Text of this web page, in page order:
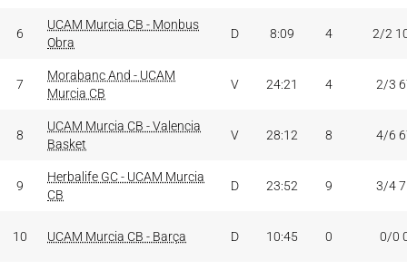
6
UCAM Murcia CB - Monbus
Obra
D 8:09 4 2/2
7
Morabanc And - UCAM
Murcia CB
V 24:21 4 2/3
8
UCAM Murcia CB - Valencia
Basket
V 28:12 8 4/6
9
Herbalife GC - UCAM Murcia
CB
D 23:52 9 3/4
10 UCAM Murcia CB - Barça D 10:45 0 0/0